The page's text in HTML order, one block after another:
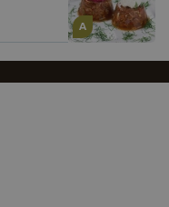
A